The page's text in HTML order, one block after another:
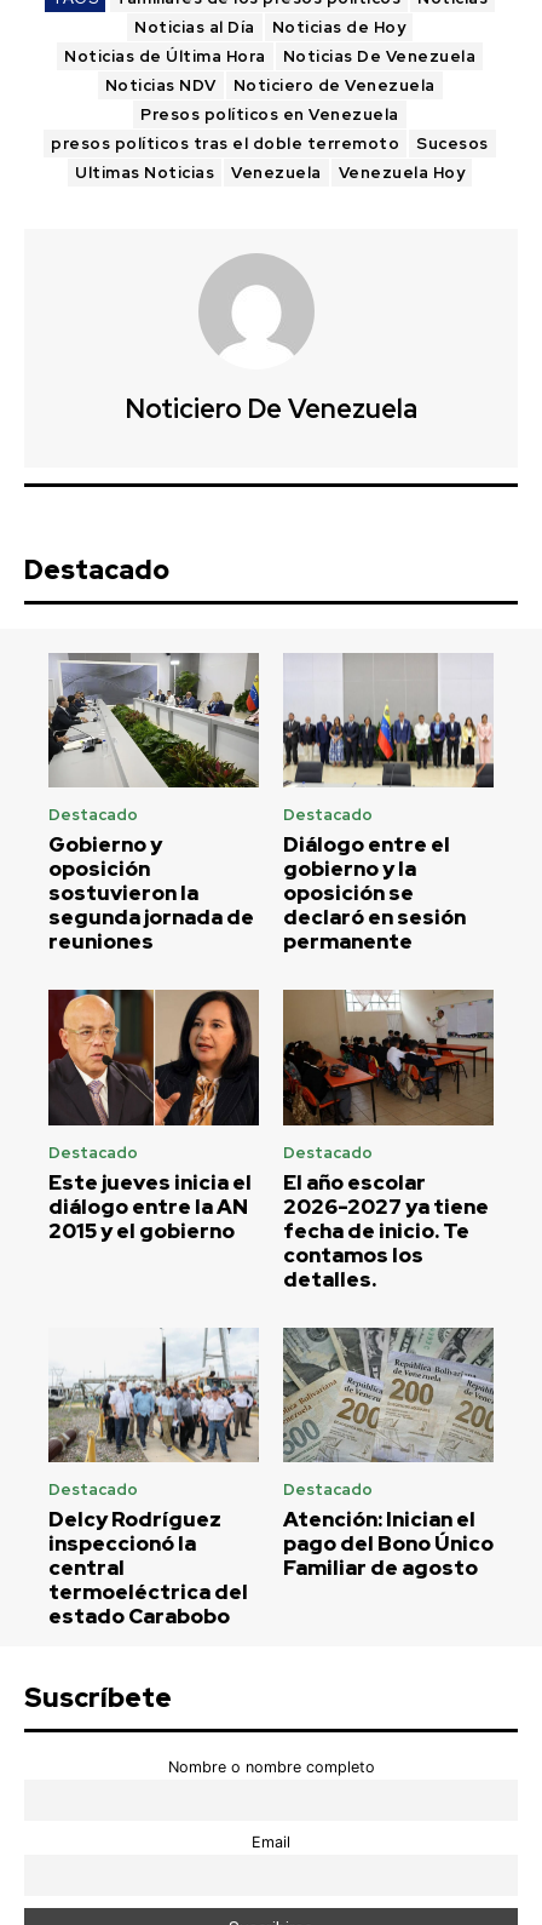
Noticias al Día
Noticias de Hoy
Noticias de Última Hora
Noticias De Venezuela
Noticias NDV
Noticiero de Venezuela
Presos políticos en Venezuela
presos políticos tras el doble terremoto
Sucesos
Ultimas Noticias
Venezuela Venezuela Hoy
Noticiero De Venezuela
Destacado
Destacado
Gobierno y
oposición
sostuvieron la
segunda jornada de
reuniones
Destacado
Diálogo entre el
gobierno y la
oposición se
declaró en sesión
permanente
Destacado
Este jueves inicia el
diálogo entre la AN
2015 y el gobierno
Destacado
El año escolar
2026-2027 ya tiene
fecha de inicio. Te
contamos los
detalles.
Destacado
Delcy Rodríguez
inspeccionó la
central
termoeléctrica del
estado Carabobo
Destacado
Atención: Inician el
pago del Bono Único
Familiar de agosto
Suscríbete
Nombre o nombre completo
Email